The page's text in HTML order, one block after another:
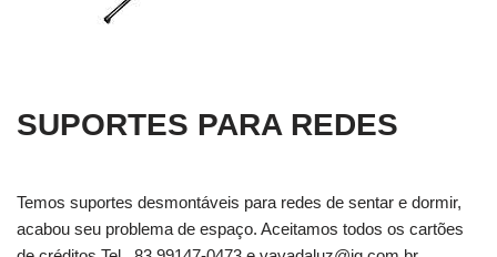
SUPORTES PARA REDES
Temos suportes desmontáveis para redes de sentar e dormir,
acabou seu problema de espaço. Aceitamos todos os cartões